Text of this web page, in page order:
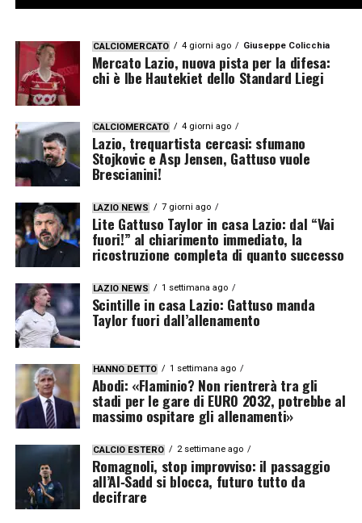
CALCIOMERCATO 4 giorni ago Giuseppe Colicchia
Mercato Lazio, nuova pista per la difesa:
chi è Ibe Hautekiet dello Standard Liegi
CALCIOMERCATO 4 giorni ago
Lazio, trequartista cercasi: sfumano
Stojkovic e Asp Jensen, Gattuso vuole
Brescianini!
LAZIO NEWS 7 giorni ago
Lite Gattuso Taylor in casa Lazio: dal “Vai
fuori!” al chiarimento immediato, la
ricostruzione completa di quanto successo
LAZIO NEWS 1 settimana ago
Scintille in casa Lazio: Gattuso manda
Taylor fuori dall’allenamento
HANNO DETTO 1 settimana ago
Abodi: «Flaminio? Non rientrerà tra gli
stadi per le gare di EURO 2032, potrebbe al
massimo ospitare gli allenamenti»
CALCIO ESTERO 2 settimane ago
Romagnoli, stop improvviso: il passaggio
all’Al‑Sadd si blocca, futuro tutto da
decifrare